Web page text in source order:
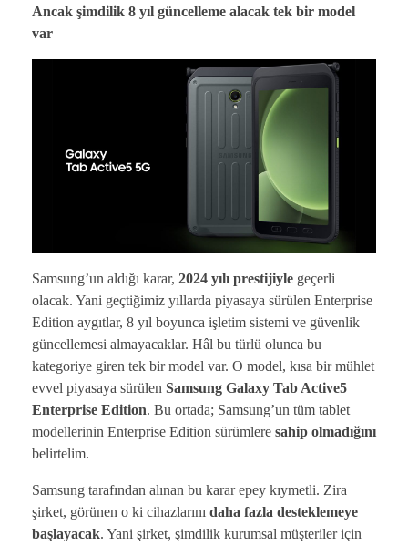
Ancak şimdilik 8 yıl güncelleme alacak tek bir model
var
Samsung’un aldığı karar, 2024 yılı prestijiyle geçerli
olacak. Yani geçtiğimiz yıllarda piyasaya sürülen Enterprise
Edition aygıtlar, 8 yıl boyunca işletim sistemi ve güvenlik
güncellemesi almayacaklar. Hâl bu türlü olunca bu
kategoriye giren tek bir model var. O model, kısa bir mühlet
evvel piyasaya sürülen Samsung Galaxy Tab Active5
Enterprise Edition. Bu ortada; Samsung’un tüm tablet
modellerinin Enterprise Edition sürümlere sahip olmadığını
belirtelim.
Samsung tarafından alınan bu karar epey kıymetli. Zira
şirket, görünen o ki cihazlarını daha fazla desteklemeye
başlayacak. Yani şirket, şimdilik kurumsal müşteriler için